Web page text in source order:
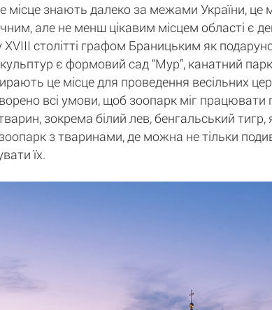
знають далеко за межами України, це
але не менш цікавим місцем області є
столітті графом Браницьким як
є формовий сад “Мур”, канатний
це місце для проведення весільних
всі умови, щоб зоопарк міг
зокрема білий лев, бенгальський тигр,
з тваринами, де можна не тільки
їх.